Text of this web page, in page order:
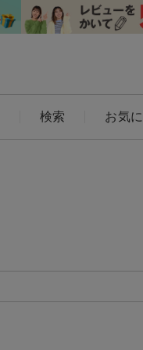
検索 お気